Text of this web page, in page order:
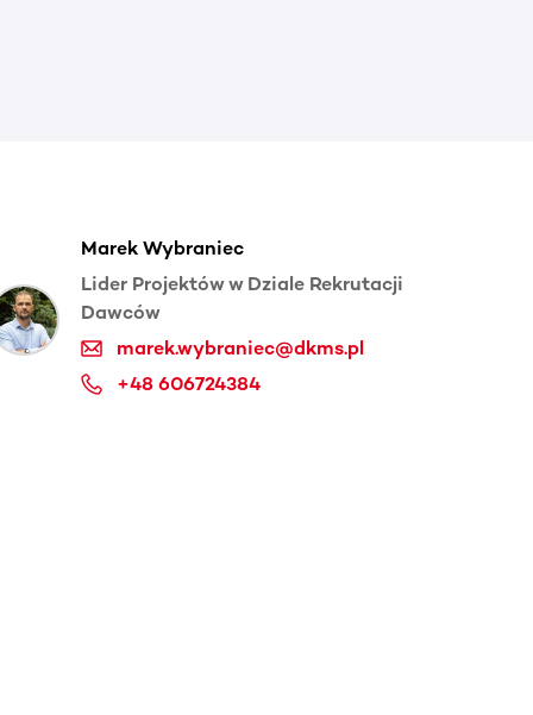
Marek Wybraniec
Lider Projektów w Dziale Rekrutacji
Dawców
marek.wybraniec@dkms.pl
+48 606724384